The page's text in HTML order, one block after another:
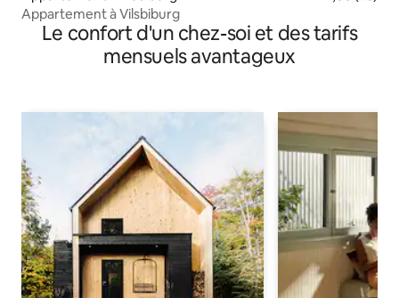
Appartement à Vilsbiburg
Le confort d'un chez-soi et des tarifs
mensuels avantageux